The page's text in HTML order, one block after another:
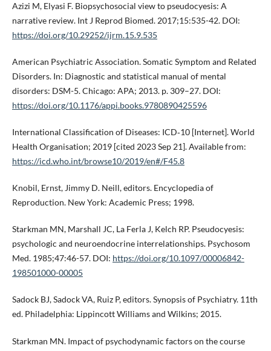
Azizi M, Elyasi F. Biopsychosocial view to pseudocyesis: A
narrative review. Int J Reprod Biomed. 2017;15:535-42. DOI:
https://doi.org/10.29252/ijrm.15.9.535
American Psychiatric Association. Somatic Symptom and Related
Disorders. In: Diagnostic and statistical manual of mental
disorders: DSM-5. Chicago: APA; 2013. p. 309–27. DOI:
https://doi.org/10.1176/appi.books.9780890425596
International Classification of Diseases: ICD‐10 [Internet]. World
Health Organisation; 2019 [cited 2023 Sep 21]. Available from:
https://icd.who.int/browse10/2019/en#/F45.8
Knobil, Ernst, Jimmy D. Neill, editors. Encyclopedia of
Reproduction. New York: Academic Press; 1998.
Starkman MN, Marshall JC, La Ferla J, Kelch RP. Pseudocyesis:
psychologic and neuroendocrine interrelationships. Psychosom
Med. 1985;47:46-57. DOI: https://doi.org/10.1097/00006842-
198501000-00005
Sadock BJ, Sadock VA, Ruiz P, editors. Synopsis of Psychiatry. 11th
ed. Philadelphia: Lippincott Williams and Wilkins; 2015.
Starkman MN. Impact of psychodynamic factors on the course